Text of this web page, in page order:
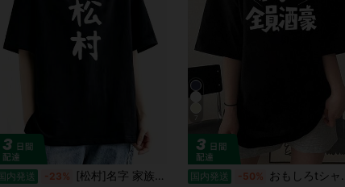
国内発送 -23% [松村]名字 家族お揃い ギャグ ネタ ウケ狙い 贈り物 ギフト 面白い おもしろシャツ 国内発送 -50% おもしろtシャツ夏服レディース ファッションtシャツ 半袖オフィスカジュアル200グラム綿ゆったりプリントブラックy2kレディース トップス